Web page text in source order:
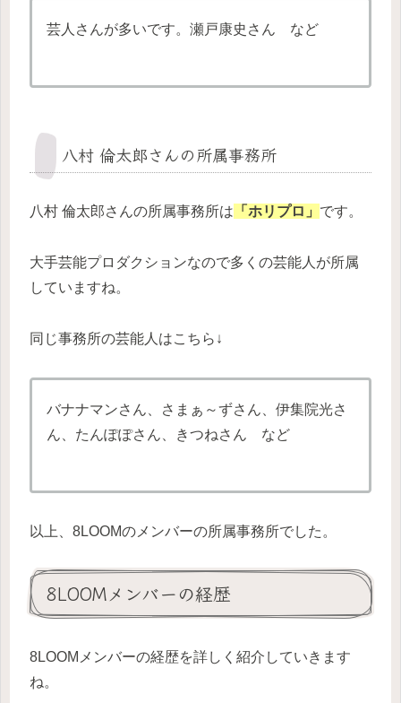
芸人さんが多いです。瀬戸康史さん など
八村 倫太郎さんの所属事務所
八村 倫太郎さんの所属事務所は 「ホリプロ」 です。
大手芸能プロダクションなので多くの芸能人が所属
していますね。
同じ事務所の芸能人はこちら↓
バナナマンさん、さまぁ～ずさん、伊集院光さ
ん、たんぽぽさん、きつねさん など
以上、8LOOMのメンバーの所属事務所でした。
8LOOMメンバーの経歴
8LOOMメンバーの経歴を詳しく紹介していきます
ね。